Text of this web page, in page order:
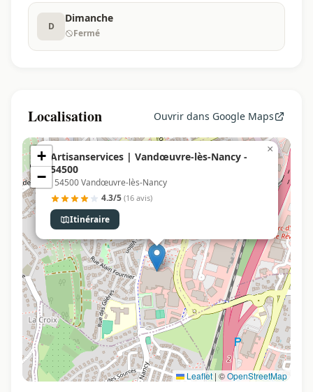
D
Dimanche
Fermé
Localisation Ouvrir dans Google Maps
Artisanservices | Vandœuvre-lès-Nancy -
54500
, 54500 Vandœuvre-lès-Nancy
4.3/5 (16 avis)
Itinéraire
×
+
−
Leaflet | ©OpenStreetMap